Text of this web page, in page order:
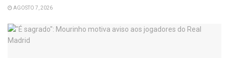
AGOSTO 7, 2026